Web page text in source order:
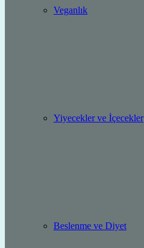
Veganlık
Yiyecekler ve İçecekler
Beslenme ve Diyet